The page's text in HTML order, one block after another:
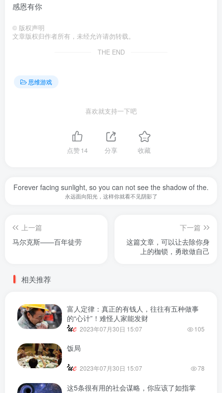
感恩有你
© 版权声明
文章版权归作者所有，未经允许请勿转载。
THE END
思维游戏
喜欢就支持一下吧
点赞14 分享 收藏
Forever facing sunlight, so you can not see the shadow of the.
永远面向阳光，这样你就看不见阴影了
上一篇
马尔克斯——百年徒劳
下一篇
这篇文章，可以让去除你身
上的枷锁，勇敢做自己
相关推荐
富人定律：真正的有钱人，往往有五种做事
的“心计”！难怪人家能发财
2023年07月30日 15:07 105
饭局
2023年07月30日 15:07 78
这5条很有用的社会谋略，你应该了如指掌